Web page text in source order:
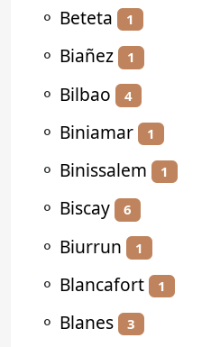
⚬ Beteta 1
⚬ Biañez 1
⚬ Bilbao 4
⚬ Biniamar 1
⚬ Binissalem 1
⚬ Biscay 6
⚬ Biurrun 1
⚬ Blancafort 1
⚬ Blanes 3